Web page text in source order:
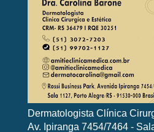
Dermatologista Clínica
Av. Ipiranga 7454/7464 -